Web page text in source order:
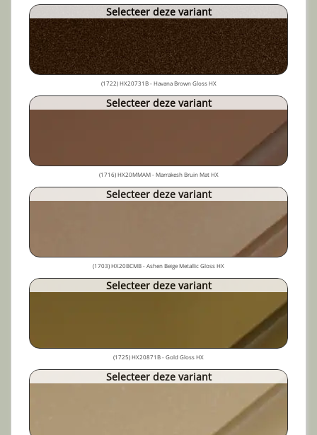
Selecteer deze variant
(1722) HX20731B - Havana Brown Gloss HX
Selecteer deze variant
(1716) HX20MMAM - Marrakesh Bruin Mat HX
Selecteer deze variant
(1703) HX20BCMB - Ashen Beige Metallic Gloss HX
Selecteer deze variant
(1725) HX20871B - Gold Gloss HX
Selecteer deze variant